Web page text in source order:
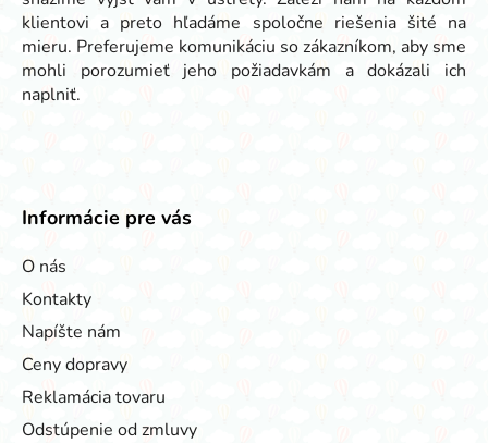
klientovi a preto hľadáme spoločne riešenia šité na
mieru. Preferujeme komunikáciu so zákazníkom, aby sme
mohli porozumieť jeho požiadavkám a dokázali ich
naplniť.
Informácie pre vás
O nás
Kontakty
Napíšte nám
Ceny dopravy
Reklamácia tovaru
Odstúpenie od zmluvy